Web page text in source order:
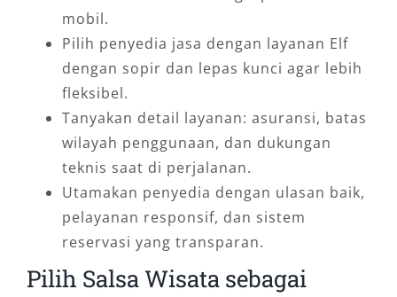
mobil.
Pilih penyedia jasa dengan layanan Elf
dengan sopir dan lepas kunci agar lebih
fleksibel.
Tanyakan detail layanan: asuransi, batas
wilayah penggunaan, dan dukungan
teknis saat di perjalanan.
Utamakan penyedia dengan ulasan baik,
pelayanan responsif, dan sistem
reservasi yang transparan.
Pilih Salsa Wisata sebagai